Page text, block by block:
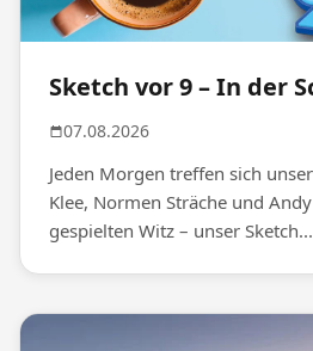
Sketch vor 9 – In der
07.08.2026
Jeden Morgen treffen sich
Klee, Normen Sträche und
gespielten Witz – unser Sketch...